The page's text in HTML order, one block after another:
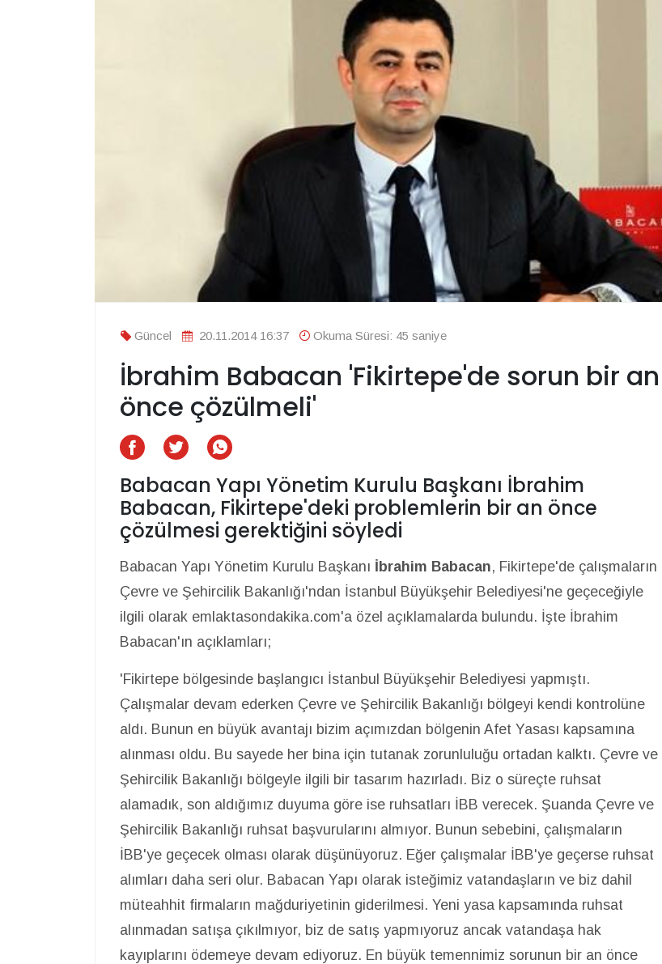
Güncel 20.11.2014 16:37 Okuma Süresi: 45 saniye
İbrahim Babacan 'Fikirtepe'de sorun bir an
önce çözülmeli'
Babacan Yapı Yönetim Kurulu Başkanı İbrahim
Babacan, Fikirtepe'deki problemlerin bir an önce
çözülmesi gerektiğini söyledi
Babacan Yapı Yönetim Kurulu Başkanı İbrahim Babacan, Fikirtepe'de çalışmaların
Çevre ve Şehircilik Bakanlığı'ndan İstanbul Büyükşehir Belediyesi'ne geçeceğiyle
ilgili olarak emlaktasondakika.com'a özel açıklamalarda bulundu. İşte İbrahim
Babacan'ın açıklamları;
'Fikirtepe bölgesinde başlangıcı İstanbul Büyükşehir Belediyesi yapmıştı.
Çalışmalar devam ederken Çevre ve Şehircilik Bakanlığı bölgeyi kendi kontrolüne
aldı. Bunun en büyük avantajı bizim açımızdan bölgenin Afet Yasası kapsamına
alınması oldu. Bu sayede her bina için tutanak zorunluluğu ortadan kalktı. Çevre ve
Şehircilik Bakanlığı bölgeyle ilgili bir tasarım hazırladı. Biz o süreçte ruhsat
alamadık, son aldığımız duyuma göre ise ruhsatları İBB verecek. Şuanda Çevre ve
Şehircilik Bakanlığı ruhsat başvurularını almıyor. Bunun sebebini, çalışmaların
İBB'ye geçecek olması olarak düşünüyoruz. Eğer çalışmalar İBB'ye geçerse ruhsat
alımları daha seri olur. Babacan Yapı olarak isteğimiz vatandaşların ve biz dahil
müteahhit firmaların mağduriyetinin giderilmesi. Yeni yasa kapsamında ruhsat
alınmadan satışa çıkılmıyor, biz de satış yapmıyoruz ancak vatandaşa hak
kayıplarını ödemeye devam ediyoruz. En büyük temennimiz sorunun bir an önce